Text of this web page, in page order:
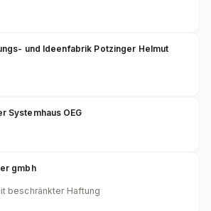
und Ideenfabrik Potzinger Helmut
Systemhaus OEG
gmbh
beschränkter Haftung